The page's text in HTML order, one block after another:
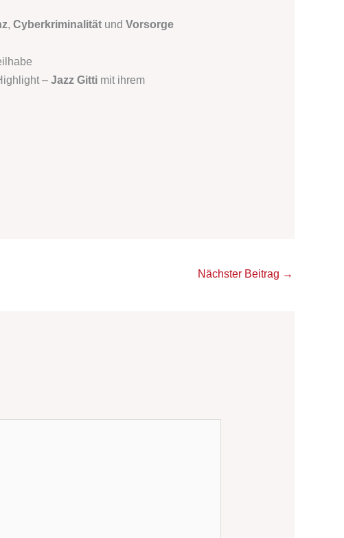
, Cyberkriminalitätund Vorsorge
– Jazz Gittimit ihrem
Nächster Beitrag →